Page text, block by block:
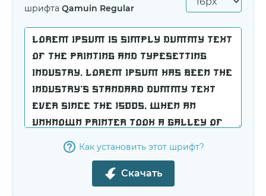
шрифта Qamuin Regular
Как установить этот шрифт?
Скачать